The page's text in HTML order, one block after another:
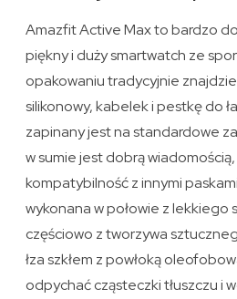
Amazfit Active Max to bardzo
piękny i duży smartwatch ze
opakowaniu tradycyjnie
silikonowy, kabelek i pestkę do
zapinany jest na standardowe
w sumie jest dobrą
kompatybilność z innymi
wykonana w połowie z lekkiego
częściowo z tworzywa
łza szkłem z powłoką
odpychać cząsteczki tłuszczu i